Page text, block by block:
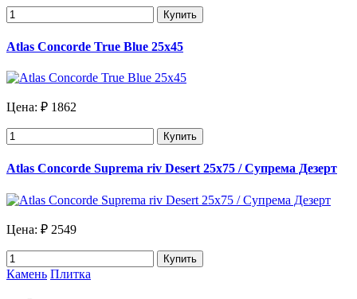
Купить
Atlas Concorde True Blue 25x45
Цена: ₽ 1862
Купить
Atlas Concorde Suprema riv Desert 25х75 / Супрема Дезерт
Цена: ₽ 2549
Купить
Камень Плитка